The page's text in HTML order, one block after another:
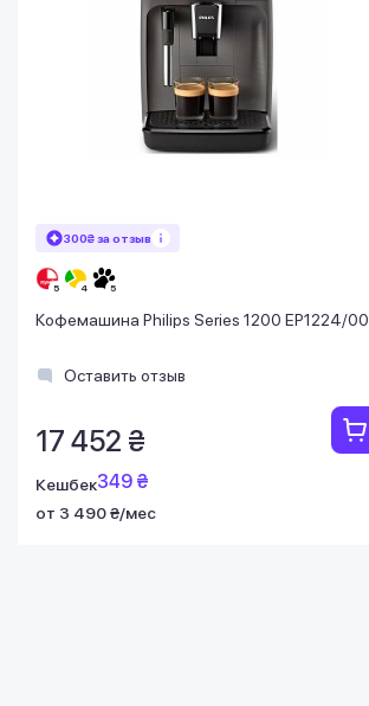
300₴ за отзыв
Кофемашина Philips Series 1200 EP1224/00
Оставить отзыв
17 452 ₴
Кешбек349 ₴
от 3 490 ₴/мес